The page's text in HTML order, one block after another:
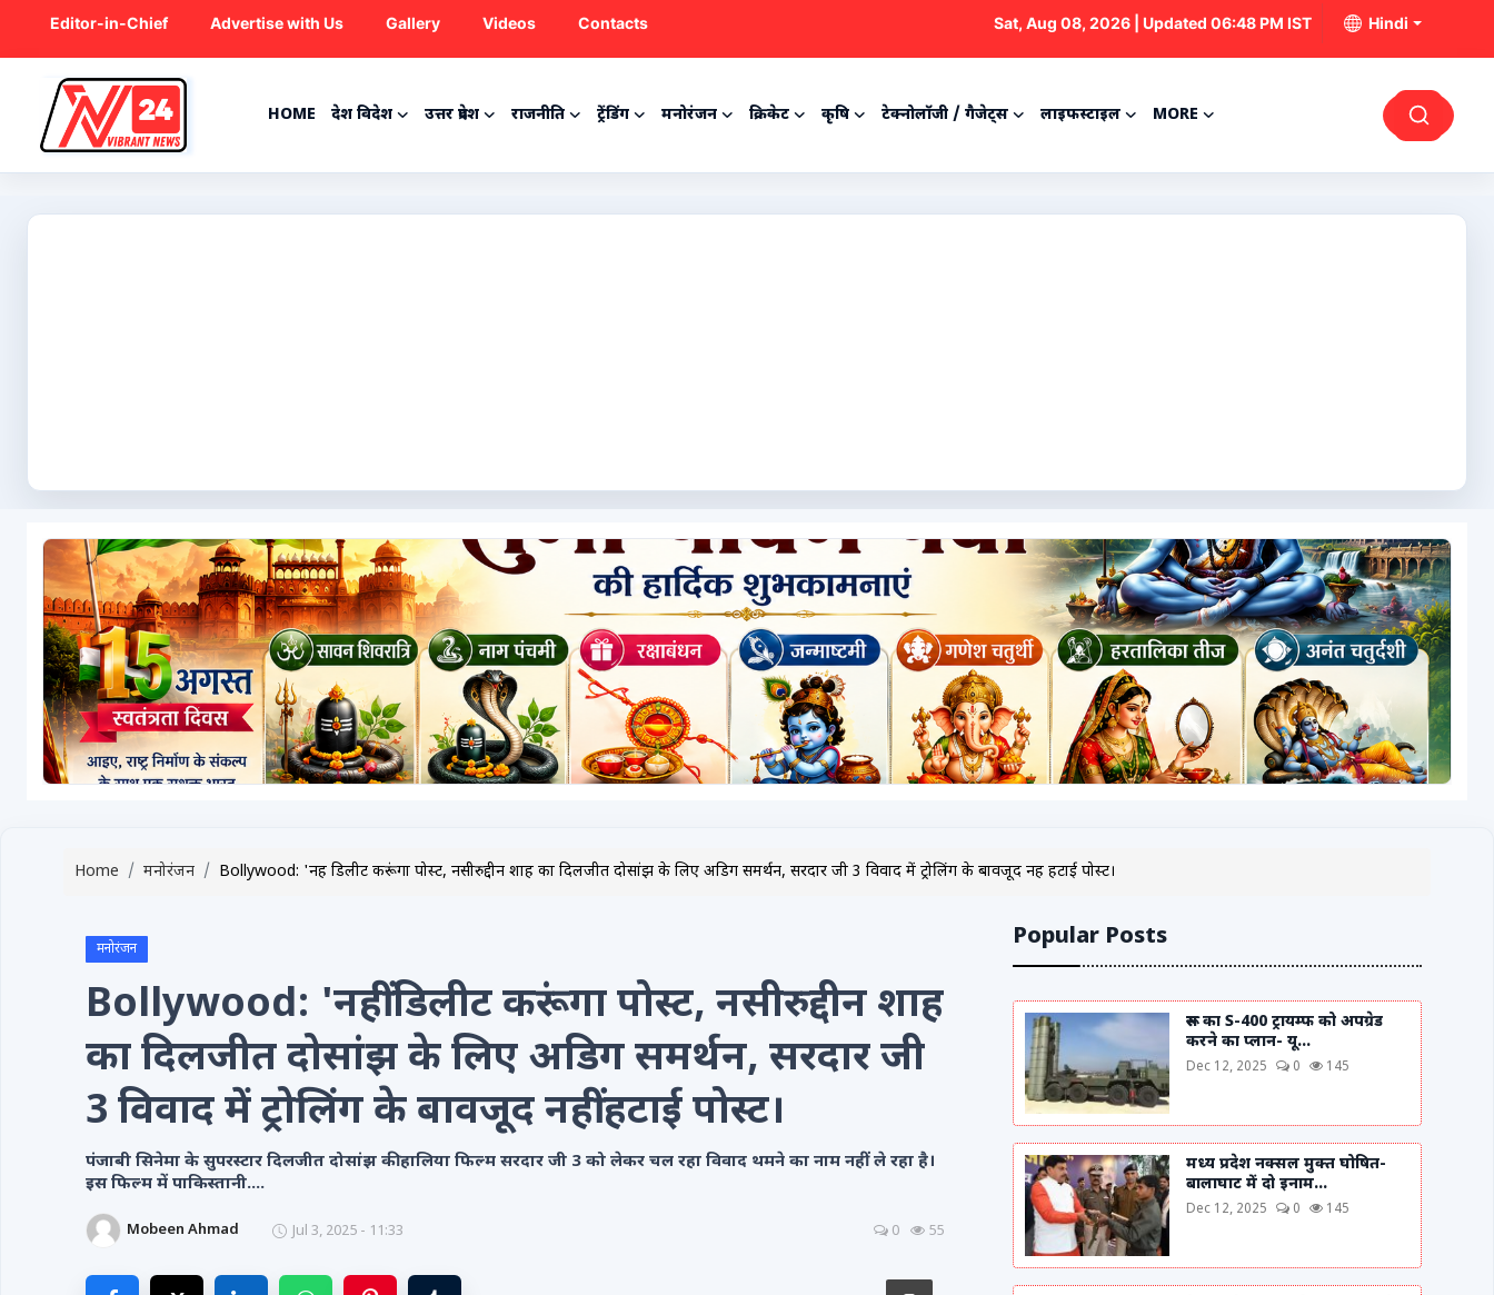
Editor-in-Chief Advertise with Us Gallery Videos Contacts Sat, Aug 08, 2026 | Updated 06:48 PM IST Hindi
HOME देश विदेश उत्तर प्रदेश राजनीति ट्रेंडिंग मनोरंजन क्रिकेट कृषि टेक्नोलॉजी / गैजेट्स लाइफस्टाइल MORE
Home
लाइफस्टाइल
वायरल
स्पेशल
साहित्य
विशेष लेख
Advertise with Us
Contacts
Home मनोरंजन Bollywood: 'नहीं डिलीट करूंगा पोस्ट, नसीरुद्दीन शाह का दिलजीत दोसांझ के लिए अडिग समर्थन, सरदार जी 3 विवाद में ट्रोलिंग के बावजूद नहीं हटाई पोस्ट।
मनोरंजन
Bollywood: 'नहीं डिलीट करूंगा पोस्ट, नसीरुद्दीन शाह
का दिलजीत दोसांझ के लिए अडिग समर्थन, सरदार जी
3 विवाद में ट्रोलिंग के बावजूद नहीं हटाई पोस्ट।
पंजाबी सिनेमा के सुपरस्टार दिलजीत दोसांझ की हालिया फिल्म सरदार जी 3 को लेकर चल रहा विवाद थमने का नाम नहीं ले रहा है।
इस फिल्म में पाकिस्तानी....
Mobeen Ahmad Jul 3, 2025 - 11:33 0 55
Popular Posts
रूस का S-400 ट्रायम्फ को अपग्रेड
करने का प्लान- यू...
Dec 12, 2025 0 145
मध्य प्रदेश नक्सल मुक्त घोषित-
बालाघाट में दो इनाम...
Dec 12, 2025 0 145